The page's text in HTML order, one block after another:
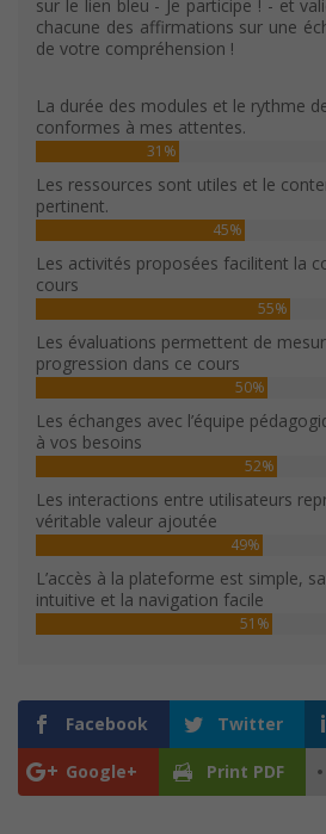
sur le lien bleu - Je participe ! - et
chacune des affirmations sur une
de votre compréhension !
La durée des modules et le rythme
conformes à mes attentes.
31%
Les ressources sont utiles et le
pertinent.
45%
Les activités proposées facilitent la
cours
55%
Les évaluations permettent de
progression dans ce cours
50%
Les échanges avec l’équipe
à vos besoins
52%
Les interactions entre utilisateurs
véritable valeur ajoutée
49%
L’accès à la plateforme est simple,
intuitive et la navigation facile
51%
Facebook Twitter
Google+ Print PDF